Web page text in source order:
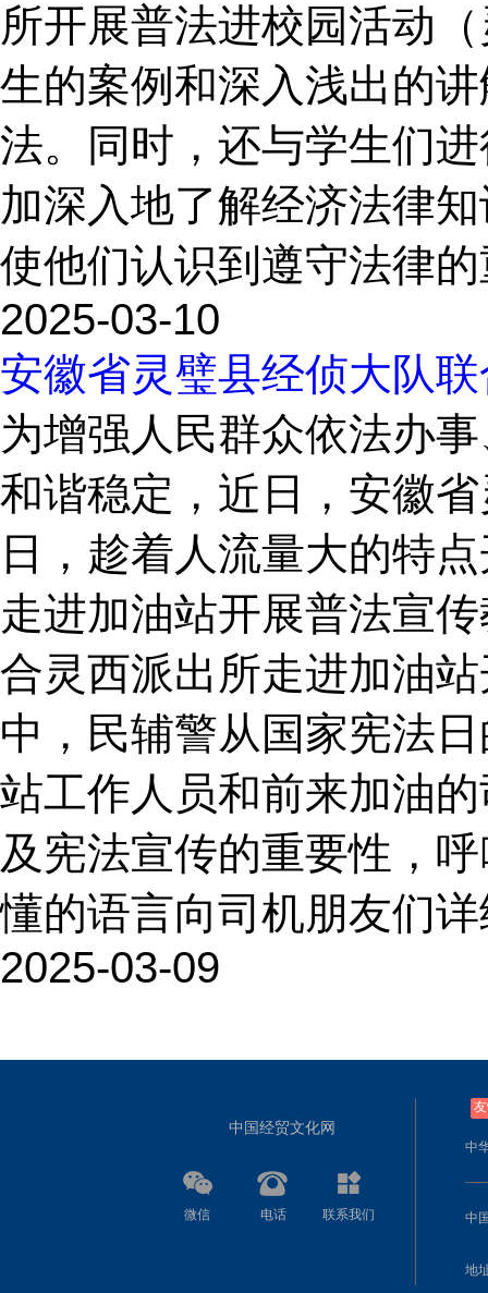
所开展普法进校园活动
生的案例和深入浅出的
法。同时，还与学生们
加深入地了解经济法律
使他们认识到遵守法律
2025-03-10
安徽省灵璧县经侦大队
为增强人民群众依法办
和谐稳定，近日，安徽
日，趁着人流量大的特
走进加油站开展普法宣
合灵西派出所走进加油
中，民辅警从国家宪法
站工作人员和前来加油
及宪法宣传的重要性，
懂的语言向司机朋友们
2025-03-09
中国经贸文化网
微信 电话 联系我们
中
中
地